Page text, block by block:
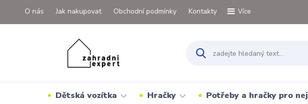
O nás Jak nakupovat Obchodní podmínky Kontakty Více
Dětská vozítka Hračky Potřeby a hračky pro